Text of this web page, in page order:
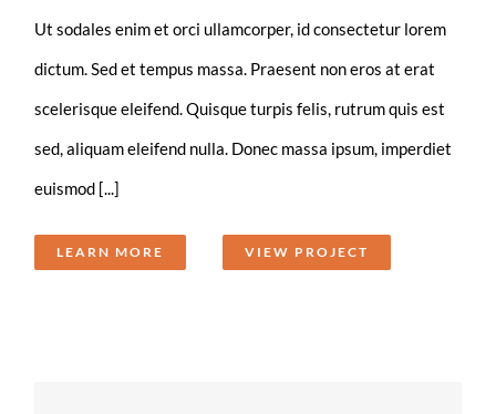
Ut sodales enim et orci ullamcorper, id consectetur lorem
dictum. Sed et tempus massa. Praesent non eros at erat
scelerisque eleifend. Quisque turpis felis, rutrum quis est
sed, aliquam eleifend nulla. Donec massa ipsum, imperdiet
euismod [...]
LEARN MORE VIEW PROJECT